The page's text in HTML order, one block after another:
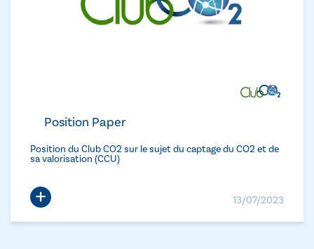
Position Paper
Position du Club CO2 sur le sujet du captage du CO2 et de
sa valorisation (CCU)
+ 13/07/2023